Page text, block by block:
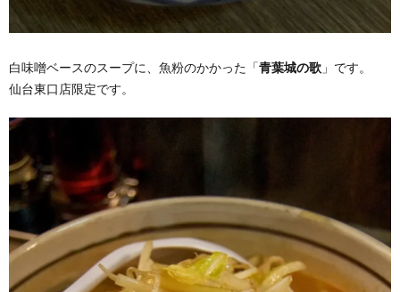
白味噌ベースのスープに、魚粉のかかった「青葉城の歌 」です。
仙台東口店限定です。